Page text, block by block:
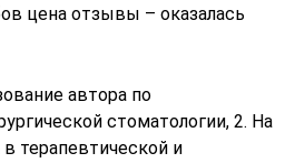
цена отзывы – оказалась
автора по
стоматологии, 2. На
терапевтической и